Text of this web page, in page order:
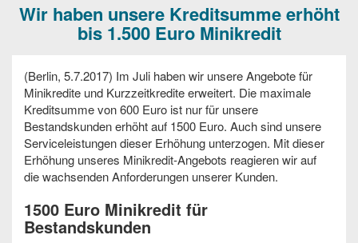
Wir haben unsere Kreditsumme erhöht
bis 1.500 Euro Minikredit
(Berlin, 5.7.2017) Im Juli haben wir unsere Angebote für
Minikredite und Kurzzeitkredite erweitert. Die maximale
Kreditsumme von 600 Euro ist nur für unsere
Bestandskunden erhöht auf 1500 Euro. Auch sind unsere
Serviceleistungen dieser Erhöhung unterzogen. Mit dieser
Erhöhung unseres Minikredit-Angebots reagieren wir auf
die wachsenden Anforderungen unserer Kunden.
1500 Euro Minikredit für
Bestandskunden